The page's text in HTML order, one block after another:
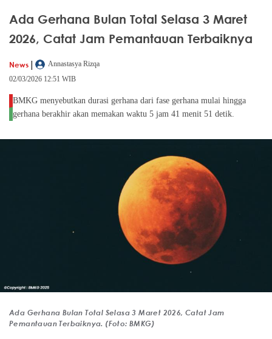
Ada Gerhana Bulan Total Selasa 3 Maret
2026, Catat Jam Pemantauan Terbaiknya
News |
Annastasya Rizqa
02/03/2026 12:51 WIB
BMKG menyebutkan durasi gerhana dari fase gerhana mulai hingga
gerhana berakhir akan memakan waktu 5 jam 41 menit 51 detik.
Ada Gerhana Bulan Total Selasa 3 Maret 2026, Catat Jam
Pemantauan Terbaiknya. (Foto: BMKG)